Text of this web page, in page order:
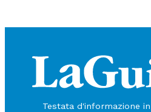
Testata d'informazione